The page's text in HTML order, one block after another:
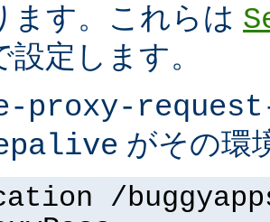
ます。これらは
設定します。
proxy-
がその環
/